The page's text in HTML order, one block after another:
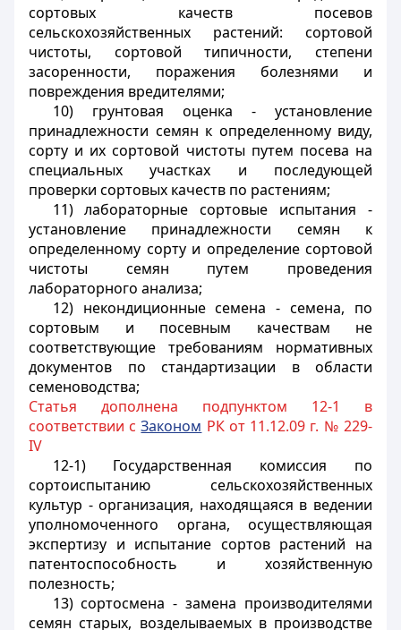
сортовых качеств посевов
сельскохозяйственных растений: сортовой
чистоты, сортовой типичности, степени
засоренности, поражения болезнями и
повреждения вредителями;
10) грунтовая оценка - установление
принадлежности семян к определенному виду,
сорту и их сортовой чистоты путем посева на
специальных участках и последующей
проверки сортовых качеств по растениям;
11) лабораторные сортовые испытания -
установление принадлежности семян к
определенному сорту и определение сортовой
чистоты семян путем проведения
лабораторного анализа;
12) некондиционные семена - семена, по
сортовым и посевным качествам не
соответствующие требованиям нормативных
документов по стандартизации в области
семеноводства;
Статья дополнена подпунктом 12-1 в
соответствии сЗаконом РК от 11.12.09 г. № 229-
IV
12-1) Государственная комиссия по
сортоиспытанию сельскохозяйственных
культур - организация, находящаяся в ведении
уполномоченного органа, осуществляющая
экспертизу и испытание сортов растений на
патентоспособность и хозяйственную
полезность;
13) сортосмена - замена производителями
семян старых, возделываемых в производстве